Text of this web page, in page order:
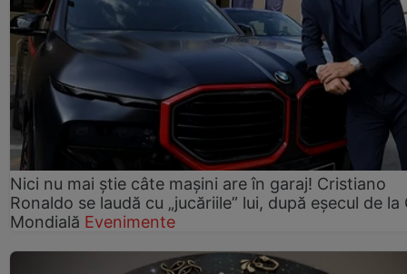
Nici nu mai știe câte mașini are în garaj! Cristiano
Ronaldo se laudă cu „jucăriile” lui, după eșecul de la
Mondială Evenimente